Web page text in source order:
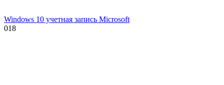
Windows 10 учетная запись Microsoft
018